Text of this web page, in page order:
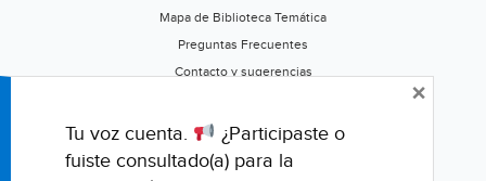
Mapa de Biblioteca Temática
Preguntas Frecuentes
Contacto y sugerencias
Califica este portal
Tu voz cuenta.
¿Participaste o
fuiste consultado(a) para la
×